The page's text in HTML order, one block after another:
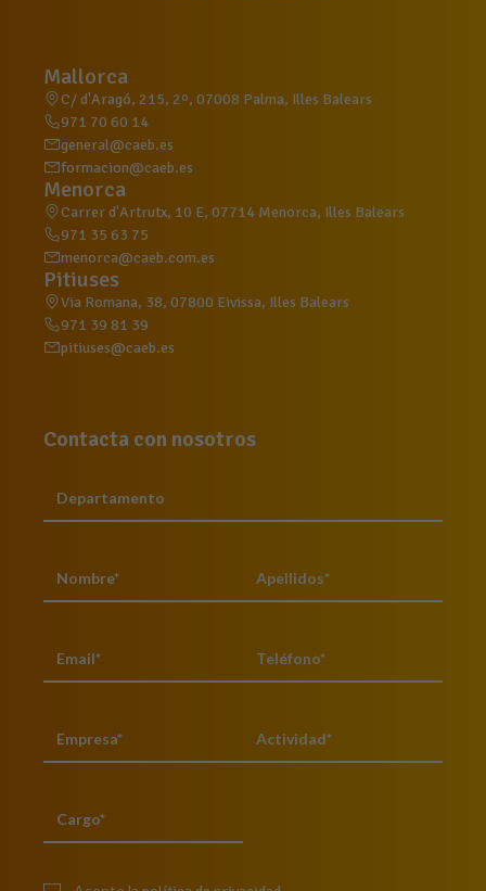
Mallorca
C/ d'Aragó, 215, 2º, 07008 Palma, Illes Balears
971 70 60 14
general@caeb.es
formacion@caeb.es
Menorca
Carrer d'Artrutx, 10 E, 07714 Menorca, Illes Balears
971 35 63 75
menorca@caeb.com.es
Pitiuses
Via Romana, 38, 07800 Eivissa, Illes Balears
971 39 81 39
pitiuses@caeb.es
Contacta con nosotros